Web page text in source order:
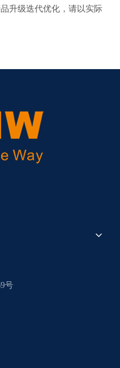
升级迭代优化，请以实际
号